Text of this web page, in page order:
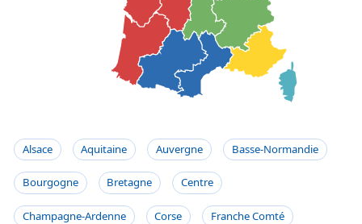
Alsace Aquitaine Auvergne Basse-Normandie
Bourgogne Bretagne Centre
Champagne-Ardenne Corse Franche Comté